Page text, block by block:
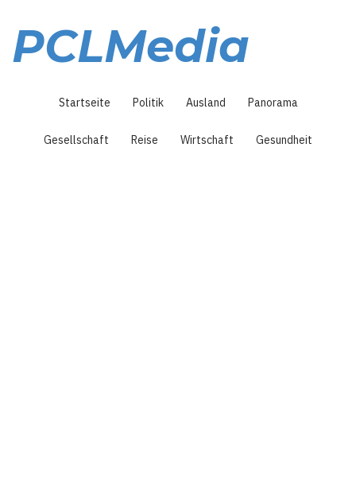
Inhalt
PCLMedia
Startseite Politik Ausland Panorama
Gesellschaft Reise Wirtschaft Gesundheit